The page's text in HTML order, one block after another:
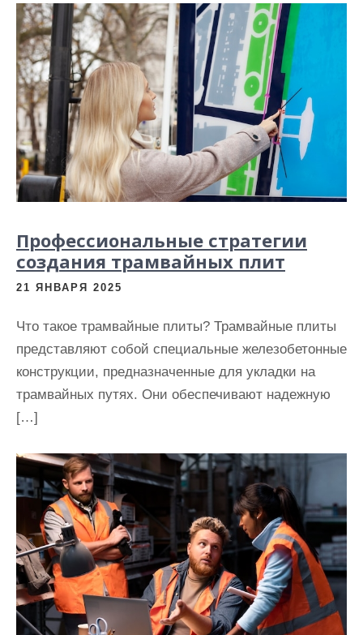
Профессиональные стратегии
создания трамвайных плит
21 ЯНВАРЯ 2025
Что такое трамвайные плиты? Трамвайные плиты
представляют собой специальные железобетонные
конструкции, предназначенные для укладки на
трамвайных путях. Они обеспечивают надежную
[…]